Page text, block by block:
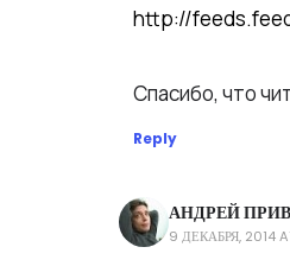
http://
Спасибо, что
Reply
АНДРЕЙ
9 ДЕКАБРЯ, 2014